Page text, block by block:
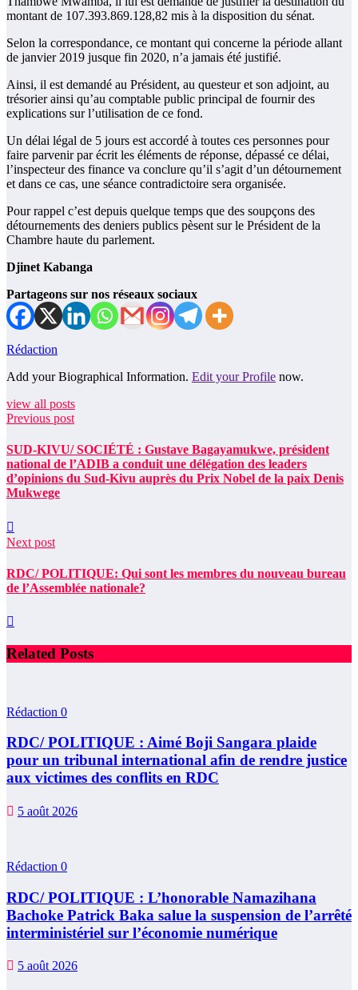
montant de 107.393.869.128,82 mis à la disposition du sénat.
Selon la correspondance, ce montant qui concerne la période allant
de janvier 2019 jusque fin 2020, n’a jamais été justifié.
Ainsi, il est demandé au Président, au questeur et son adjoint, au
trésorier ainsi qu’au comptable public principal de fournir des
explications sur l’utilisation de ce fond.
Un délai légal de 5 jours est accordé à toutes ces personnes pour
faire parvenir par écrit les éléments de réponse, dépassé ce délai,
l’inspecteur des finance va conclure qu’il s’agit d’un détournement
et dans ce cas, une séance contradictoire sera organisée.
Pour rappel c’est depuis quelque temps que des soupçons des
détournements des deniers publics pèsent sur le Président de la
Chambre haute du parlement.
Djinet Kabanga
Partageons sur nos réseaux sociaux
Rédaction
Add your Biographical Information. Edit your Profile now.
view all posts
Previous post
SUD-KIVU/ SOCIÉTÉ : Gustave Bagayamukwe, président
national de l’ADIB a conduit une délégation des leaders
d’opinions du Sud-Kivu auprès du Prix Nobel de la paix Denis
Mukwege
Next post
RDC/ POLITIQUE: Qui sont les membres du nouveau bureau
de l’Assemblée nationale?
Related Posts
Rédaction 0
RDC/ POLITIQUE : Aimé Boji Sangara plaide
pour un tribunal international afin de rendre justice
aux victimes des conflits en RDC
5 août 2026
Rédaction 0
RDC/ POLITIQUE : L’honorable Namazihana
Bachoke Patrick Baka salue la suspension de l’arrêté
interministériel sur l’économie numérique
5 août 2026